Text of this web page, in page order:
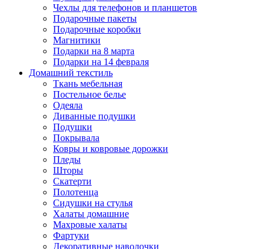
Чехлы для телефонов и планшетов
Подарочные пакеты
Подарочные коробки
Магнитики
Подарки на 8 марта
Подарки на 14 февраля
Домашний текстиль
Ткань мебельная
Постельное белье
Одеяла
Диванные подушки
Подушки
Покрывала
Ковры и ковровые дорожки
Пледы
Шторы
Скатерти
Полотенца
Сидушки на стулья
Халаты домашние
Махровые халаты
Фартуки
Декоративные наволочки